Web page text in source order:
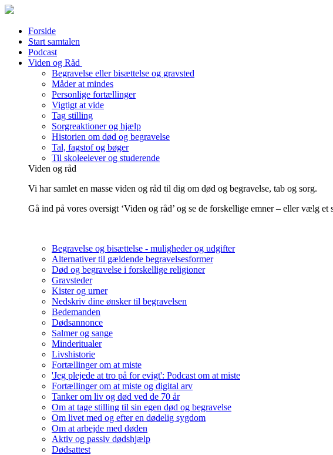
Forside
Start samtalen
Podcast
Viden og Råd
Begravelse eller bisættelse og gravsted
Måder at mindes
Personlige fortællinger
Vigtigt at vide
Tag stilling
Sorgreaktioner og hjælp
Historien om død og begravelse
Tal, fagstof og bøger
Til skoleelever og studerende
Viden og råd
Vi har samlet en masse viden og råd til dig om død og begravelse, tab og sorg.
Gå ind på vores oversigt ‘Viden og råd’ og se de forskellige emner – eller vælg
Begravelse og bisættelse - muligheder og udgifter
Alternativer til gældende begravelsesformer
Død og begravelse i forskellige religioner
Gravsteder
Kister og urner
Nedskriv dine ønsker til begravelsen
Bedemanden
Dødsannonce
Salmer og sange
Minderitualer
Livshistorie
Fortællinger om at miste
'Jeg plejede at tro på for evigt': Podcast om at miste
Fortællinger om at miste og digital arv
Tanker om liv og død ved de 70 år
Om at tage stilling til sin egen død og begravelse
Om livet med og efter en dødelig sygdom
Om at arbejde med døden
Aktiv og passiv dødshjælp
Dødsattest